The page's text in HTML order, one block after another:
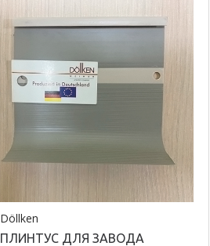
Материал плинтуса /
профиля:
Алюминий
Döllken
ПЛИНТУС ДЛЯ ЗАВОДА